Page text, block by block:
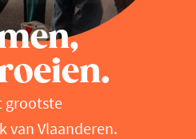
grootste
van Vlaanderen.